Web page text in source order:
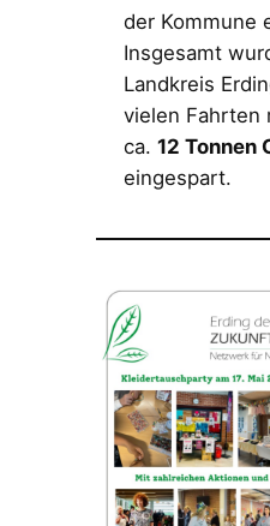
der Kommune
Insgesamt
Landkreis
vielen Fahrten
ca. 12 Tonnen
eingespart.